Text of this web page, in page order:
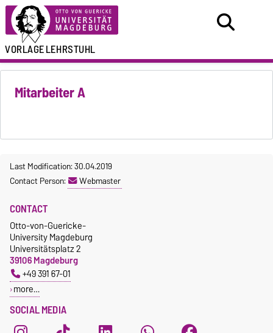
VORLAGELEHRSTUHL
Mitarbeiter A
Last Modification: 30.04.2019
Contact Person:
Webmaster
SOCIAL MEDIA
CONTACT
Otto-von-Guericke-
University Magdeburg
Universitätsplatz 2
39106 Magdeburg
+49 391 67-01
more…